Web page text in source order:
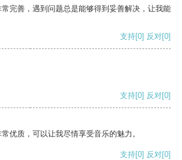
完善，遇到问题总是能够得到妥善解决，让我能
支持[0] 反对[0]
支持[0] 反对[0]
优质，可以让我尽情享受音乐的魅力。
支持[0] 反对[0]